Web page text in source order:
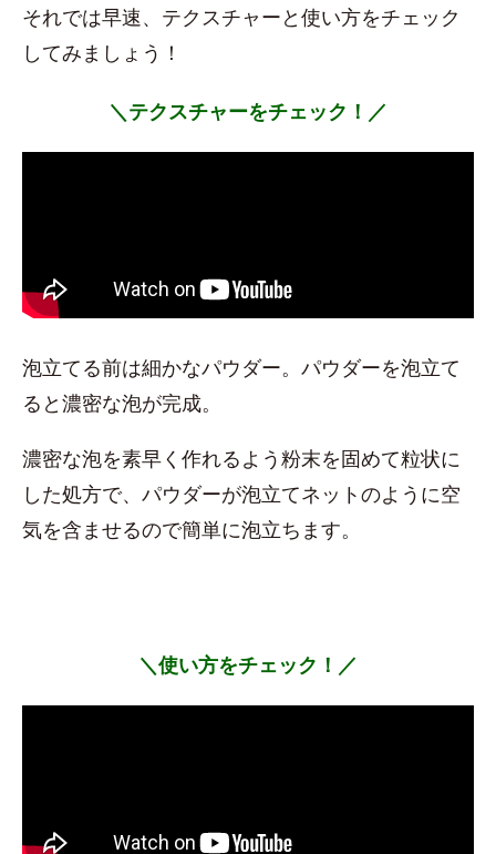
それでは早速、テクスチャーと使い方をチェック
してみましょう！
＼テクスチャーをチェック！／
泡立てる前は細かなパウダー。パウダーを泡立て
ると濃密な泡が完成。
濃密な泡を素早く作れるよう粉末を固めて粒状に
した処方で、パウダーが泡立てネットのように空
気を含ませるので簡単に泡立ちます。
＼使い方をチェック！／